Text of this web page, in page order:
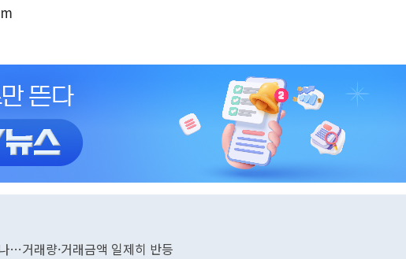
…거래량·거래금액 일제히 반등